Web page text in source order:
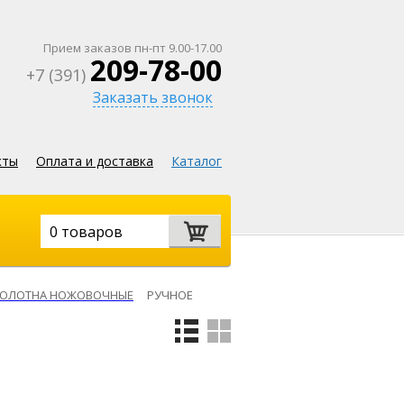
Прием заказов пн-пт 9.00-17.00
+7 (391) 209-78-00
Заказать звонок
Каталог
Оплата и доставка
НОЖОВОЧНЫЕ РУЧНОЕ
0 товаров